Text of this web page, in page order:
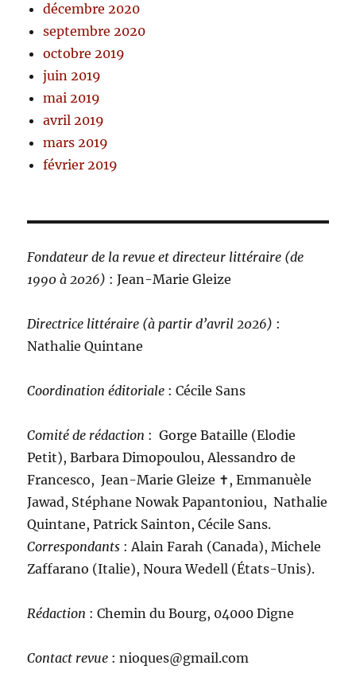
décembre 2020
septembre 2020
octobre 2019
juin 2019
mai 2019
avril 2019
mars 2019
février 2019
Fondateur de la revue et directeur littéraire (de
1990 à 2026) : Jean-Marie Gleize
Directrice littéraire (à partir d’avril 2026) :
Nathalie Quintane
Coordination éditoriale : Cécile Sans
Comité de rédaction : Gorge Bataille (Elodie
Petit), Barbara Dimopoulou, Alessandro de
Francesco, Jean-Marie Gleize ‪✝︎, Emmanuèle
Jawad, Stéphane Nowak Papantoniou, Nathalie
Quintane, Patrick Sainton, Cécile Sans.
Correspondants : Alain Farah (Canada), Michele
Zaffarano (Italie), Noura Wedell (États-Unis).
Rédaction : Chemin du Bourg, 04000 Digne
Contact revue : nioques@gmail.com